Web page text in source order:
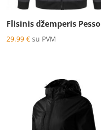
Flisinis džemperis Pesso
29.99 € su PVM